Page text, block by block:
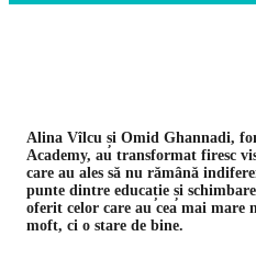
Alina Vîlcu și Omid Ghannadi,
Academy, au transformat firesc
care au ales să nu rămână
punte dintre educație și
oferit celor care au cea mai mare
moft, ci o stare de bine.